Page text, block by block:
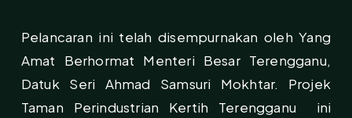
Pelancaran ini telah disempurnakan oleh Yang
Amat Berhormat Menteri Besar Terengganu,
Datuk Seri Ahmad Samsuri Mokhtar. Projek
Taman Perindustrian Kertih Terengganu ini